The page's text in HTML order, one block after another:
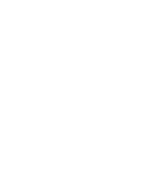
(z.B.